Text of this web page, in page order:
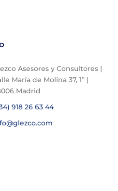
Asesores y Consultores |
María de Molina 37, 1º |
Madrid
918 26 63 44